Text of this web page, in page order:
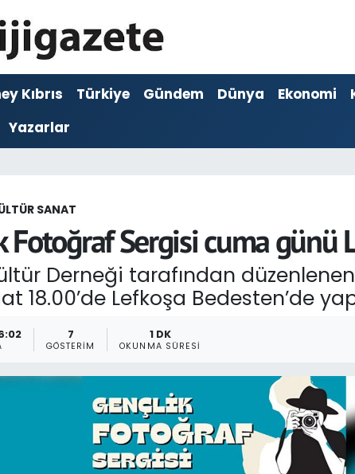
Kıbrıs Türkiye Gündem Dünya Ekonomi
Yazarlar
SANAT
Fotoğraf Sergisi cuma günü
Derneği tarafından
18.00’de Lefkoşa Bedesten’de
7
GÖSTERIM
1 DK
OKUNMA SÜRESI